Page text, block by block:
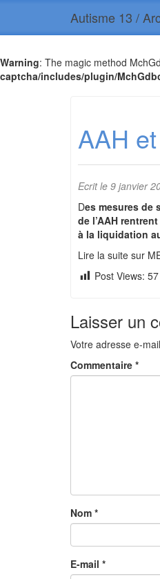
Warning: The magic method
captcha/includes/plugin/
Autisme 13 /
AAH
Ecrit le 9 janvier
Des mesures de
de l’AAH
à la liquidation
Lire la suite sur
Post Views: 57
Laisser un
Votre adresse e-
Commentaire *
Nom *
E-mail *